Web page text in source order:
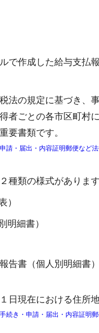
で作成した給与支払
法の規定に基づき、
者ごとの各市区町村
要書類です。
請・届出・内容証明郵便など
種類の様式があります
）
明細書）
告書（個人別明細書
日現在における住所
き・申請・届出・内容証明